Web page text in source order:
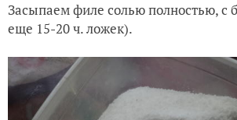
Засыпаем филе солью полностью, с
еще 15-20 ч. ложек).